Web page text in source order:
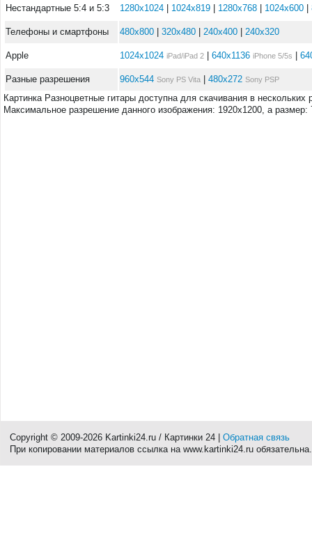
Нестандартные 5:4 и 5:3 1280x1024 1024x819 1280x768 1024x600
Телефоны и смартфоны 480x800 320x480 240x400 240x320
Apple 1024x1024 iPad/iPad 2 640x1136 iPhone 5/5s
Разные разрешения 960x544 Sony PS Vita 480x272 Sony PSP
Картинка Разноцветные гитары доступна для скачивания в
Максимальное разрешение данного изображения: 1920x1200, а размер:
Copyright © 2009-2026 Kartinki24.ru / Картинки 24 | Обратная связь
При копировании материалов ссылка на www.kartinki24.ru обязательна.